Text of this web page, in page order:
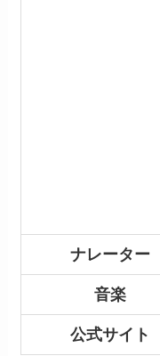
ナレーター
音楽
公式サイト